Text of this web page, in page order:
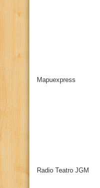
Mapuexpress
Radio Teatro JGM